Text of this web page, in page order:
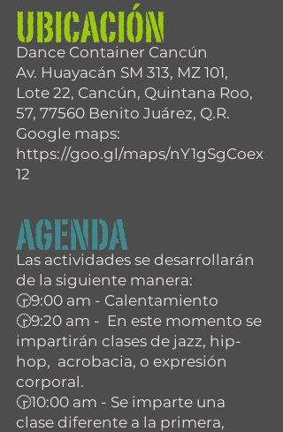
UBICACIÓN
Dance Container Cancún
Av. Huayacán SM 313, MZ 101,
Lote 22, Cancún, Quintana Roo,
57, 77560 Benito Juárez, Q.R.
Google maps:
https://goo.gl/maps/nY1gSgCoex
12
AGENDA
Las actividades se desarrollarán
de la siguiente manera:
🕞9:00 am - Calentamiento
🕞9:20 am -  En este momento se
impartirán clases de jazz, hip-
hop,  acrobacia, o expresión
corporal.
🕞10:00 am - Se imparte una
clase diferente a la primera,